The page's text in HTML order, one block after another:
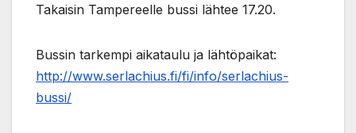
Takaisin Tampereelle bussi lähtee 17.20.
Bussin tarkempi aikataulu ja lähtöpaikat:
http://www.serlachius.fi/fi/info/serlachius-
bussi/